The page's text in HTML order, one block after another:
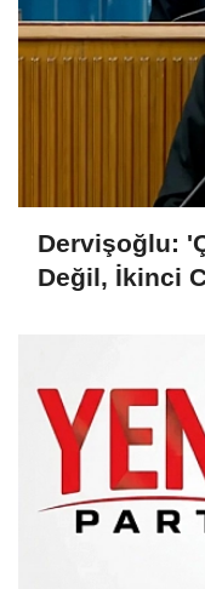
Dervişoğlu:
Değil, İkinci